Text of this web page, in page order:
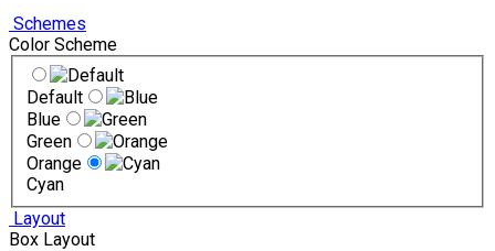
Schemes
Color Scheme
Default
Blue
Green
Orange
Cyan
Layout
Box Layout